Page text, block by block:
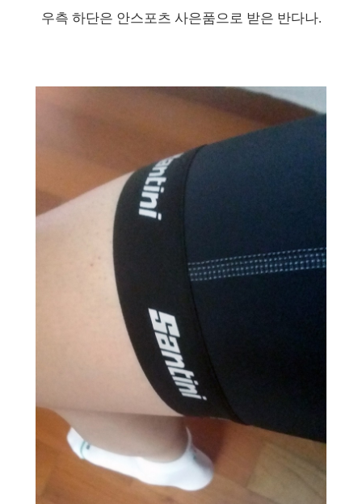
우측 하단은 안스포츠 사은품으로 받은 반다나.